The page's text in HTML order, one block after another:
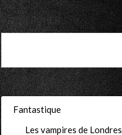
RECHERCHER
Fantastique
Les vampires de Londres